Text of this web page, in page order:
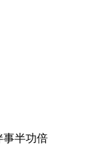
事半功倍